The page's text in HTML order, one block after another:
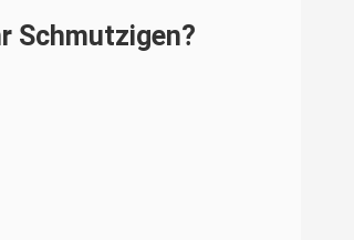
Schmutzigen?